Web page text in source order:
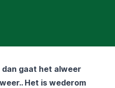
dan gaat het alweer
Het is wederom